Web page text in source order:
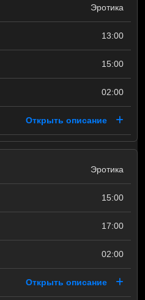
Эротика
13:00
15:00
02:00
Открыть описание
Эротика
15:00
17:00
02:00
Открыть описание